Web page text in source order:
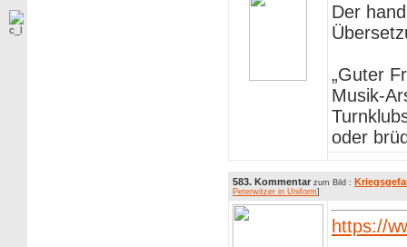
Der
„Guter
Musik-
oder
583. Kommentar zum Bild :
Peterwitzer in Uniform]
https://